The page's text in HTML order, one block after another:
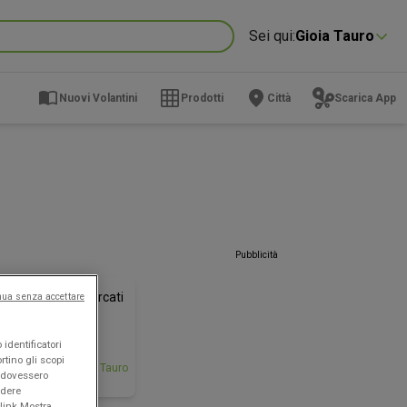
Sei qui:Gioia Tauro
Nuovi Volantini Prodotti Città Scarica App
Max Supermercati
il
Gioia Tauro
Pubblicità
identificatori
gli scopi
senza accettare